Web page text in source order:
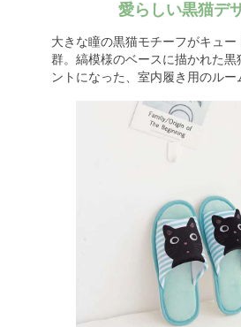
愛らしい黒猫デ
大きな瞳の黒猫モチーフがキュー
群。縞模様のベースに描かれた黒
ントになった、室内履き用のルー